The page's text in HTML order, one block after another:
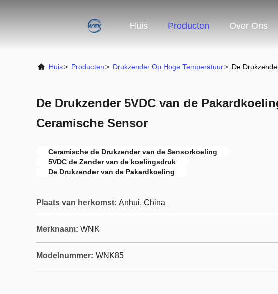
Huis Producten Over Ons
Huis> Producten> Drukzender Op Hoge Temperatuur> De
De Drukzender 5VDC van de
Ceramische Sensor
Ceramische de Drukzender van de Sensorkoeling
5VDC de Zender van de koelingsdruk
De Drukzender van de Pakardkoeling
Plaats van herkomst: Anhui, China
Merknaam: WNK
Modelnummer: WNK85